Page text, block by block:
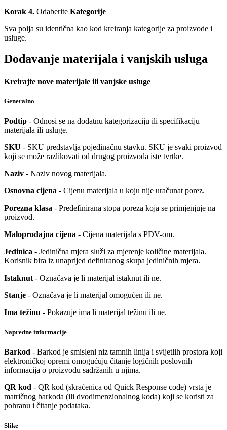
Korak 4. Odaberite Kategorije
Sva polja su identična kao kod kreiranja kategorije za proizvode i
usluge.
Dodavanje materijala i vanjskih usluga
Kreirajte nove materijale ili vanjske usluge
Generalno
Podtip - Odnosi se na dodatnu kategorizaciju ili specifikaciju
materijala ili usluge.
SKU - SKU predstavlja pojedinačnu stavku. SKU je svaki proizvod
koji se može razlikovati od drugog proizvoda iste tvrtke.
Naziv - Naziv novog materijala.
Osnovna cijena - Cijenu materijala u koju nije uračunat porez.
Porezna klasa - Predefinirana stopa poreza koja se primjenjuje na
proizvod.
Maloprodajna cijena - Cijena materijala s PDV-om.
Jedinica - Jedinična mjera služi za mjerenje količine materijala.
Korisnik bira iz unaprijed definiranog skupa jediničnih mjera.
Istaknut - Označava je li materijal istaknut ili ne.
Stanje - Označava je li materijal omogućen ili ne.
Ima težinu - Pokazuje ima li materijal težinu ili ne.
Napredne informacije
Barkod - Barkod je smisleni niz tamnih linija i svijetlih prostora koji
elektroničkoj opremi omogućuju čitanje logičnih poslovnih
informacija o proizvodu sadržanih u njima.
QR kod - QR kod (skraćenica od Quick Response code) vrsta je
matričnog barkoda (ili dvodimenzionalnog koda) koji se koristi za
pohranu i čitanje podataka.
Slike